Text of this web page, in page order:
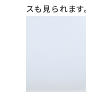
スも見られます。